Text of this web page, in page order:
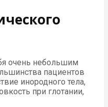
очень небольшим
пациентов
инородного тела,
при глотании,